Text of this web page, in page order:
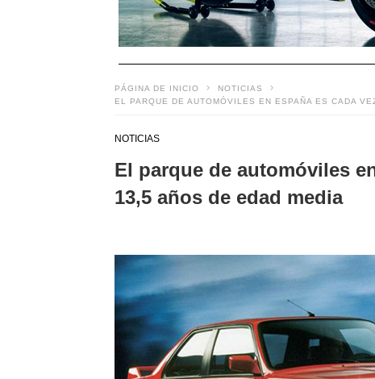
PÁGINA DE INICIO
NOTICIAS
EL PARQUE DE AUTOMÓVILES EN ESPAÑA ES CADA
NOTICIAS
El parque de automóviles
13,5 años de edad media